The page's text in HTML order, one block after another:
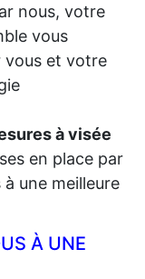
nous, votre
vous
vous et votre
à visée
en place par
à une meilleure
À UNE